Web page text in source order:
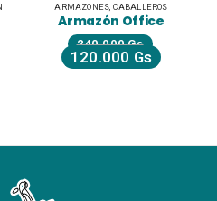
ARMAZONES CABALLEROS
Armazón Office
240.000Gs
120.000 Gs